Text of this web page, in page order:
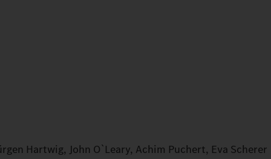
Hartwig, John O`Leary, Achim Puchert, Eva Scherer